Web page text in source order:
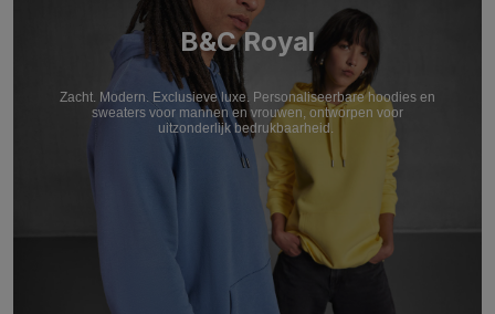
B&C Royal
Zacht. Modern. Exclusieve luxe. Personaliseerbare hoodies en
sweaters voor mannen en vrouwen, ontworpen voor
uitzonderlijk bedrukbaarheid.